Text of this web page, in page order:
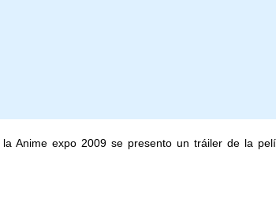
Anime expo 2009 se presento un tráiler de la